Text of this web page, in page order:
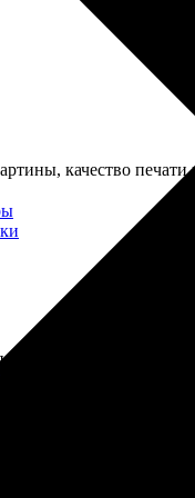
качество
фото жены, она